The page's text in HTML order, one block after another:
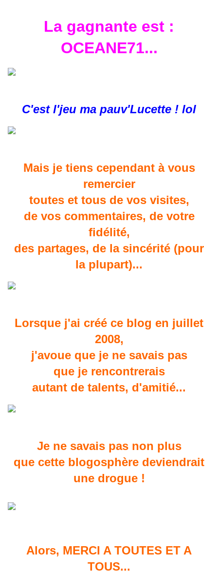
La gagnante est :
OCEANE71...
C'est l'jeu ma pauv'Lucette ! lol
Mais je tiens cependant à vous
remercier
toutes et tous de vos visites,
de vos commentaires, de votre
fidélité,
des partages, de la sincérité (pour
la plupart)...
Lorsque j'ai créé ce blog en juillet
2008,
j'avoue que je ne savais pas
que je rencontrerais
autant de talents, d'amitié...
Je ne savais pas non plus
que cette blogosphère deviendrait
une drogue !
Alors, MERCI A TOUTES ET A
TOUS...